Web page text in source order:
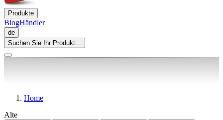
Produkte
BlogHändler
de
Suchen Sie Ihr Produkt...
Home
Alte